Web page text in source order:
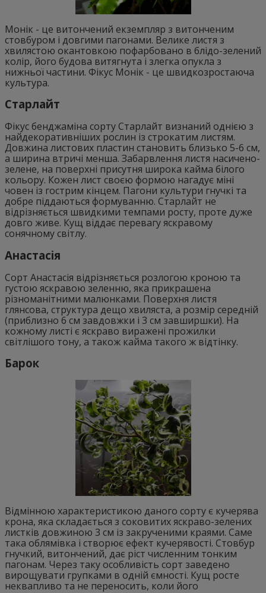
Монік - це витончений екземпляр з витонченим
стовбуром і довгими пагонами. Велике листя з
хвилястою окантовкою пофарбовано в блідо-зелений
колір, його будова витягнута і злегка опукла з
нижньої частини. Фікус Монік - це швидкозростаюча
культура.
Старлайт
Фікус бенджаміна сорту Старлайт визнаний однією з
найдекоративніших рослин із строкатим листям.
Довжина листових пластин становить близько 5-6 см,
а ширина втричі менша. Забарвлення листя насичено-
зелене, на поверхні присутня широка кайма білого
кольору. Кожен лист своєю формою нагадує міні
човен із гострим кінцем. Пагони культури гнучкі та
добре піддаються формуванню. Старлайт не
відрізняється швидкими темпами росту, проте дуже
довго живе. Кущ віддає перевагу яскравому
сонячному світлу.
Анастасія
Сорт Анастасія відрізняється розлогою кроною та
густою яскравою зеленню, яка прикрашена
різноманітними малюнками. Поверхня листя
глянсова, структура дещо хвиляста, а розмір середній
(приблизно 6 см завдовжки і 3 см завширшки). На
кожному листі є яскраво виражені прожилки
світлішого тону, а також кайма такого ж відтінку.
Барок
Відмінною характеристикою даного сорту є кучерява
крона, яка складається з соковитих яскраво-зелених
листків довжиною 3 см із закрученими краями. Саме
така облямівка і створює ефект кучерявості. Стовбур
гнучкий, витончений, дає ріст численним тонким
пагонам. Через таку особливість сорт заведено
вирощувати групками в одній ємності. Кущ росте
неквапливо та не переносить, коли його